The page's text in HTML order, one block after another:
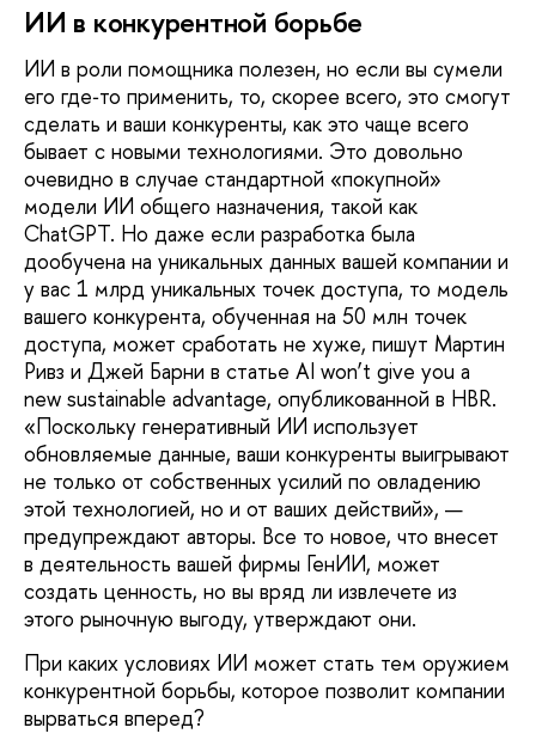
ИИ в конкурентной борьбе
ИИ в роли помощника полезен, но если вы сумели
его где‑то применить, то, скорее всего, это смогут
сделать и ваши конку­ренты, как это чаще всего
бывает с новыми технологиями. Это довольно
очевидно в случае стандартной «покупной»
модели ИИ общего назначения, такой как
ChatGPT. Но даже если разработка была
дообучена на уникальных данных вашей компании и
у вас 1 млрд уникальных точек доступа, то модель
вашего конкурента, обученная на 50 млн точек
доступа, может сработать не хуже, пишут Мартин
Ривз и Джей Барни в статье AI won’t give you a
new sustainable advantage, опубликованной в HBR.
«Поскольку гене­ративный ИИ использует
обновляемые данные, ваши конкуренты выигрывают
не только от собственных усилий по овла­дению
этой технологией, но и от ваших действий», —
предупреждают авторы. Все то новое, что внесет
в деятельность вашей фирмы ГенИИ, может
создать ценность, но вы вряд ли извлечете из
этого рыночную выгоду, утверждают они.
При каких условиях ИИ может стать тем оружием
конкурентной борьбы, которое позволит компании
вырваться вперед?